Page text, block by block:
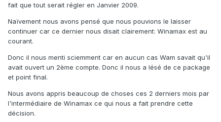
fait que tout serait régler en Janvier 2009.
Naïvement nous avons pensé que nous pouvions le laisser
continuer car ce dernier nous disait clairement: Winamax est au
courant.
Donc il nous menti sciemment car en aucun cas Wam savait qu'il
avait ouvert un 2ème compte. Donc il nous a lésé de ce package
et point final.
Nous avons appris beaucoup de choses ces 2 derniers mois par
l'intermédiaire de Winamax ce qui nous a fait prendre cette
décision.